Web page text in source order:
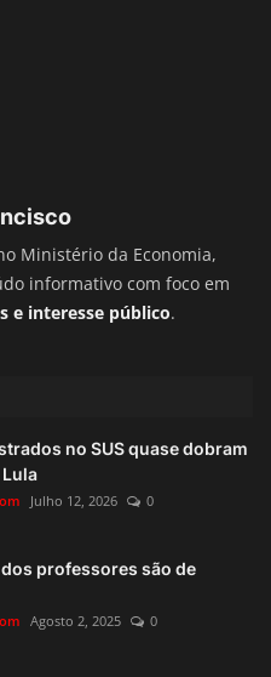
Ministério da Economia,
informativo com foco em
e interesse público.
no SUS quase dobram
Julho 12, 2026 0
professores são de
Agosto 2, 2025 0